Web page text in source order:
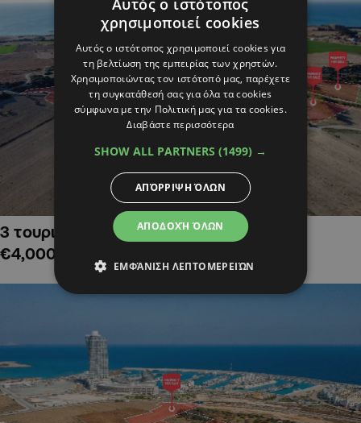
3 τουριστικά χωράφια στην Αλαμινό,
€4,000,000
Αυτός ο ιστότοπος
χρησιμοποιεί cookies
Αυτός ο ιστότοπος χρησιμοποιεί cookies για
τη βελτίωση της εμπειρίας των χρηστών.
Χρησιμοποιώντας τον ιστότοπό μας, παρέχετε
τη συγκατάθεσή σας για όλα τα cookies
σύμφωνα με την Πολιτική μας για τα cookies.
Διαβάστε περισσότερα
SHOW ALL PARTNERS (1499) →
ΑΠΟΔΟΧΉ ΌΛΩΝ
ΑΠΌΡΡΙΨΗ ΌΛΩΝ
ΕΜΦΆΝΙΣΗ ΛΕΠΤΟΜΕΡΕΙΏΝ